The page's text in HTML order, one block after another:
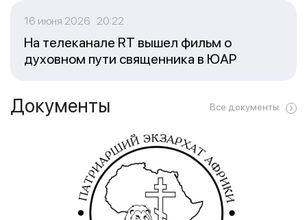
16 июня 2026 20:22
На телеканале RT вышел фильм о
духовном пути священника в ЮАР
Документы Все документы